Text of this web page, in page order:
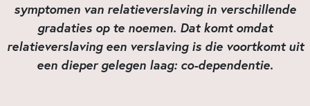
symptomen van relatieverslaving in verschillende
gradaties op te noemen. Dat komt omdat
relatieverslaving een verslaving is die voortkomt uit
een dieper gelegen laag: co-dependentie.